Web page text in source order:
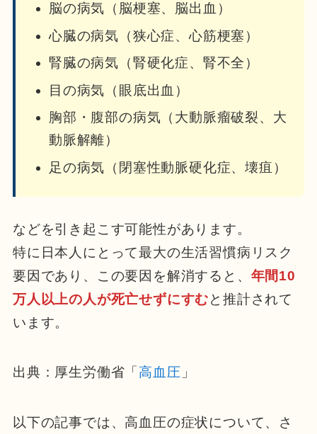
脳の病気（脳梗塞、脳出血）
心臓の病気（狭心症、心筋梗塞）
腎臓の病気（腎硬化症、腎不全）
目の病気（眼底出血）
胸部・腹部の病気（大動脈瘤破裂、大
動脈解離）
足の病気（閉塞性動脈硬化症、壊疽）
などを引き起こす可能性があります。
特に日本人にとって最大の生活習慣病リスク
要因であり、この要因を解消すると、 年間10
万人以上の人が死亡せずにすむと推計されて
います。
出典：厚生労働省「高血圧 」
以下の記事では、高血圧の症状について、さ